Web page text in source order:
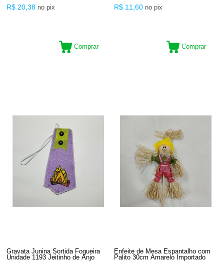
R$ 20,38 no pix
Comprar
R$ 11,60 no pix
Comprar
Gravata Junina Sortida Fogueira
Unidade 1193 Jeitinho de Anjo
Enfeite de Mesa Espantalho com
Palito 30cm Amarelo Importado